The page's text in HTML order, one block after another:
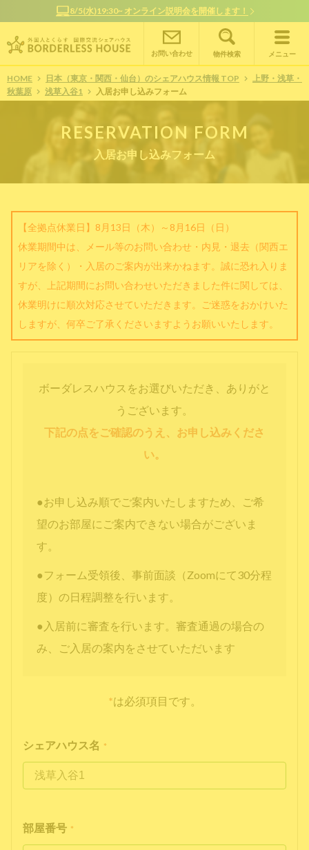
オンラインで簡単相談！お部屋探しサポート随時受付中
お問い合わせ 物件検索 メニュー
HOME 日本（東京・関西・仙台）のシェアハウス情報 TOP
上野・浅草・
秋葉原
浅草入谷1 入居お申し込みフォーム
RESERVATION FORM
入居お申し込みフォーム
【全拠点休業日】8月13日（木）～8月16日（日）
休業期間中は、メール等のお問い合わせ・内見・退去（関西エ
リアを除く）・入居のご案内が出来かねます。誠に恐れ入りま
すが、上記期間にお問い合わせいただきました件に関しては、
休業明けに順次対応させていただきます。ご迷惑をおかけいた
しますが、何卒ご了承くださいますようお願いいたします。
ボーダレスハウスをお選びいただき、ありがと
うございます。
下記の点をご確認のうえ、お申し込みくださ
い。
●お申し込み順でご案内いたしますため、ご希
望のお部屋にご案内できない場合がございま
す。
●フォーム受領後、事前面談（Zoomにて30分程
度）の日程調整を行います。
●入居前に審査を行います。審査通過の場合の
み、ご入居の案内をさせていただいます
*は必須項目です。
シェアハウス名 *
部屋番号 *